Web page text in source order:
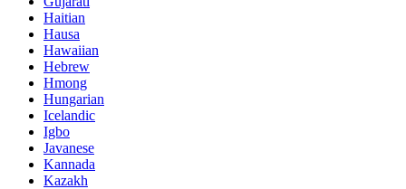
Haitian
Hausa
Hawaiian
Hebrew
Hmong
Hungarian
Icelandic
Igbo
Javanese
Kannada
Kazakh